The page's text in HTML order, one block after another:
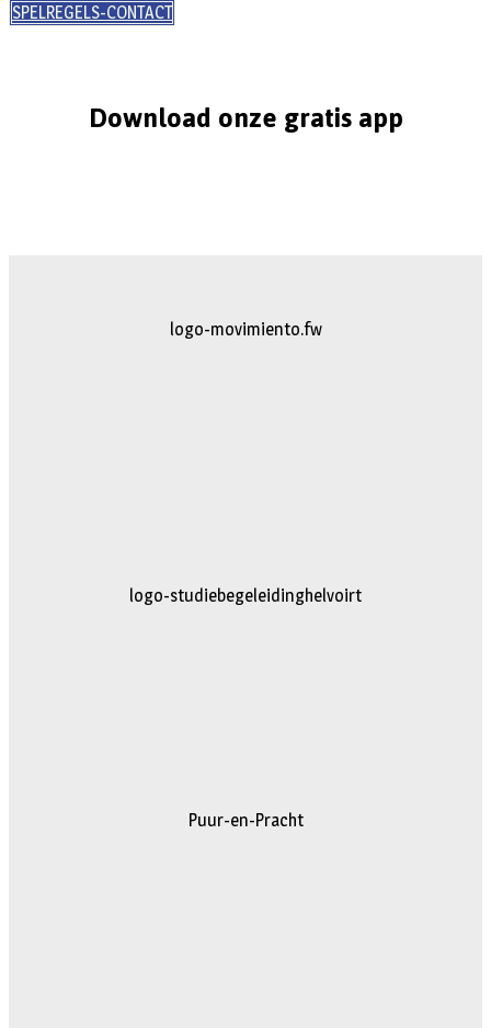
SPELREGELS-CONTACT
Download onze gratis app
logo-movimiento.fw
logo-studiebegeleidinghelvoirt
Puur-en-Pracht